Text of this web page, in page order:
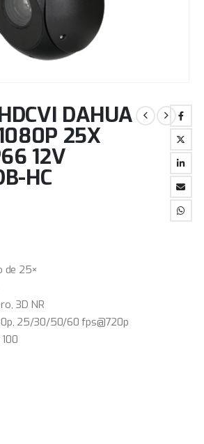
DAHUA
25X
12V
HC
de 25×
3D NR
25/30/50/60 fps@720p